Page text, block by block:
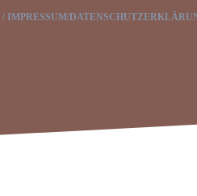
IMPRESSUM/